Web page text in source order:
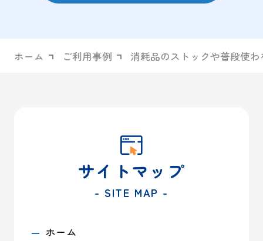
ホーム ご利用事例 消耗品のストックや普段使
サイトマップ
- SITE MAP -
ホーム